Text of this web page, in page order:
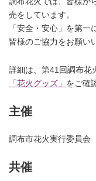
売をしています。
「安全・安心」を第一
皆様のご協力をお願い
詳細は、第41回調布花
「花火グッズ」 をご確
主催
調布市花火実行委員会
共催